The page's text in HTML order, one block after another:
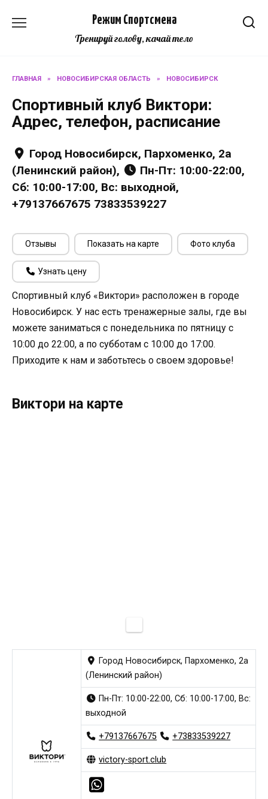
Режим Спортсмена
Тренируй голову, качай тело
ГЛАВНАЯ » НОВОСИБИРСКАЯ ОБЛАСТЬ » НОВОСИБИРСК
Спортивный клуб Виктори:
Адрес, телефон, расписание
Город Новосибирск, Пархоменко, 2а
(Ленинский район),
Пн-Пт: 10:00-22:00,
Сб: 10:00-17:00, Вс: выходной,
+79137667675 73833539227
Отзывы Показать на карте Фото клуба
Узнать цену
Спортивный клуб «Виктори» расположен в городе
Новосибирск. У нас есть тренажерные залы, где вы
можете заниматься с понедельника по пятницу с
10:00 до 22:00, а по субботам с 10:00 до 17:00.
Приходите к нам и заботьтесь о своем здоровье!
Виктори на карте
Город Новосибирск, Пархоменко, 2а
(Ленинский район)
Пн-Пт: 10:00-22:00, Сб: 10:00-17:00, Вс:
выходной
+79137667675 +73833539227
victory-sport.club